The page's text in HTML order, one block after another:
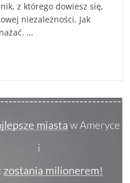
z którego dowiesz się,
niezależności. Jak
…